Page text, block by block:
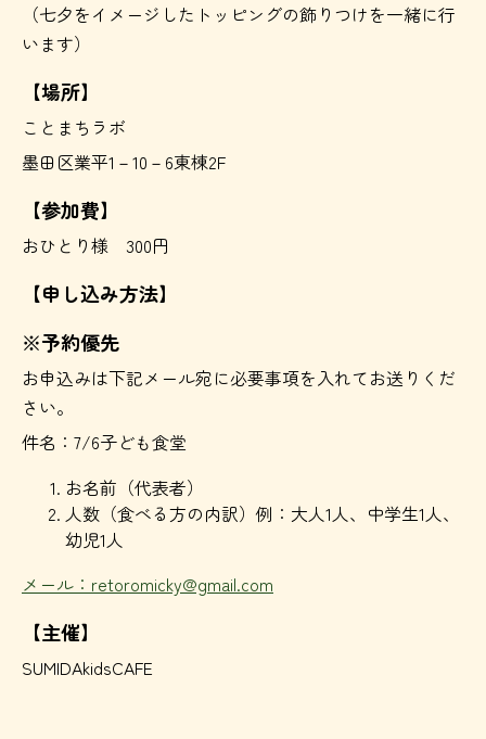
（七夕をイメージしたトッピングの飾りつけを一緒に行
います）
【場所】
ことまちラボ
墨田区業平1－10－6東棟2F
【参加費】
おひとり様 300円
【申し込み方法】
※予約優先
お申込みは下記メール宛に必要事項を入れてお送りくだ
さい。
件名：7/6子ども食堂
お名前（代表者）
人数（食べる方の内訳）例：大人1人、中学生1人、
幼児1人
メール： retoromicky@gmail.com
【主催】
SUMIDAkidsCAFE